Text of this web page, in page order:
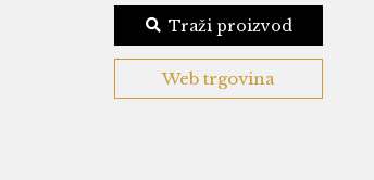
Traži proizvod
Web trgovina